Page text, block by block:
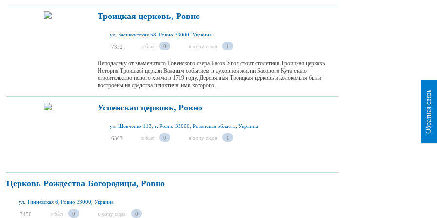
Троицкая церковь, Ровно
ул. Басивкутская 58, Ровно 33000, Украина
7352 я был 0 я хочу сюда 1
Неподалеку от знаменитого Ровенского озера Басов Угол стоит столетняя Троицкая церковь.
История Троицкой церкви Важным событием в духовной жизни Басового Кута стало
строительство нового храма в 1719 году. Деревянная Троицкая церковь и колокольня были
построены на средства шляхтича, имя которого ...
Успенская церковь, Ровно
ул. Шевченко 113, г. Ровно 33000, Ровенская область, Украина
6303 я был 0 я хочу сюда 1
Церковь Рождества Богородицы, Ровно
ул. Тинневская 6, Ровно 33000, Украина
3450 я был 0 я хочу сюда 0
Обратная связь